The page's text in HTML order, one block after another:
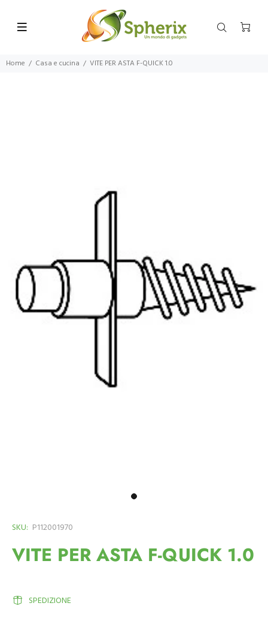
Home Casa e cucina VITE PER ASTA F-QUICK 1.0
SKU: P112001970
VITE PER ASTA F-QUICK 1.0
SPEDIZIONE